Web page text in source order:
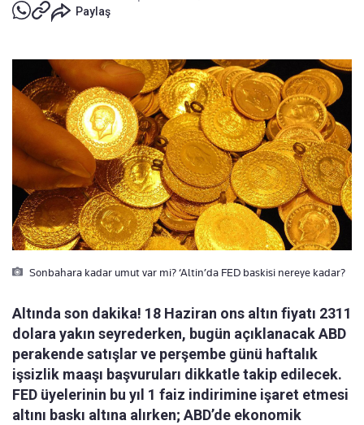
Paylaş
Sonbahara kadar umut var mi? ‘Altin’da FED baskisi nereye kadar?
Altında son dakika! 18 Haziran ons altın fiyatı 2311
dolara yakın seyrederken, bugün açıklanacak ABD
perakende satışlar ve perşembe günü haftalık
işsizlik maaşı başvuruları dikkatle takip edilecek.
FED üyelerinin bu yıl 1 faiz indirimine işaret etmesi
altını baskı altına alırken; ABD’de ekonomik